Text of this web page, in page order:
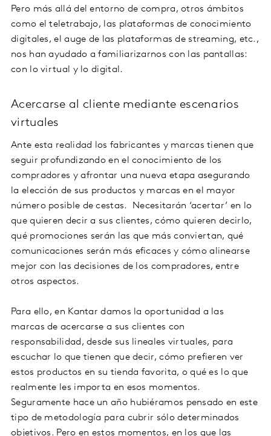
Pero más allá del entorno de compra, otros ámbitos
como el teletrabajo, las plataformas de conocimiento
digitales, el auge de las plataformas de streaming, etc.,
nos han ayudado a familiarizarnos con las pantallas:
con lo virtual y lo digital.
Acercarse al cliente mediante escenarios
virtuales
Ante esta realidad los fabricantes y marcas tienen que
seguir profundizando en el conocimiento de los
compradores y afrontar una nueva etapa asegurando
la elección de sus productos y marcas en el mayor
número posible de cestas. Necesitarán ‘acertar’ en lo
que quieren decir a sus clientes, cómo quieren decirlo,
qué promociones serán las que más conviertan, qué
comunicaciones serán más eficaces y cómo alinearse
mejor con las decisiones de los compradores, entre
otros aspectos.
Para ello, en Kantar damos la oportunidad a las
marcas de acercarse a sus clientes con
responsabilidad, desde sus lineales virtuales, para
escuchar lo que tienen que decir, cómo prefieren ver
estos productos en su tienda favorita, o qué es lo que
realmente les importa en esos momentos.
Seguramente hace un año hubiéramos pensado en este
tipo de metodología para cubrir sólo determinados
objetivos. Pero en estos momentos, en los que las